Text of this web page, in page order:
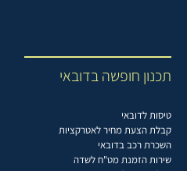
תכנון חופשה בדובאי
טיסות לדובאי
קבלת הצעת מחיר לאטרקציות
השכרת רכב בדובאי
שירות הזמנת מט"ח לשדה